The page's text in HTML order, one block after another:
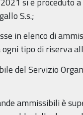
S.s.;
in elenco di
tipo di riserva
del Servizio
ammissibili è